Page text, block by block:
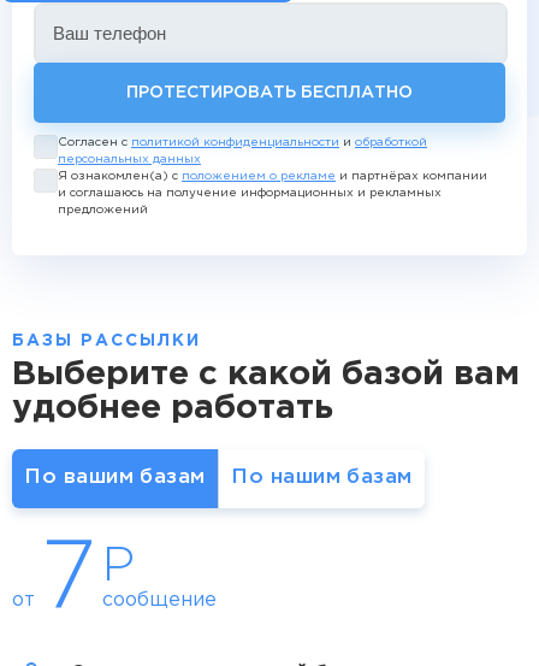
Ваш телефон
ПРОТЕСТИРОВАТЬ БЕСПЛАТНО
Согласен с политикой конфиденциальности и обработкой
персональных данных
Я ознакомлен(а) с положением о рекламе и партнёрах компании
и соглашаюсь на получение информационных и рекламных
предложений
БАЗЫ РАССЫЛКИ
Выберите с какой базой вам
удобнее работать
По вашим базам По нашим базам
от 7 Р
сообщение